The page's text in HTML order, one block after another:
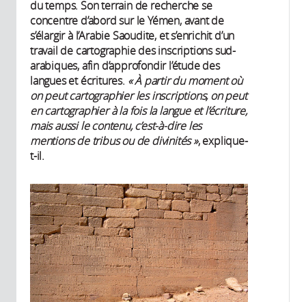
du temps. Son terrain de recherche se
concentre d’abord sur le Yémen, avant de
s’élargir à l’Arabie Saoudite, et s’enrichit d’un
travail de cartographie des inscriptions sud-
arabiques, afin d’approfondir l’étude des
langues et écritures. « À partir du moment où
on peut cartographier les inscriptions, on peut
en cartographier à la fois la langue et l’écriture,
mais aussi le contenu, c’est-à-dire les
mentions de tribus ou de divinités », explique-
t-il.